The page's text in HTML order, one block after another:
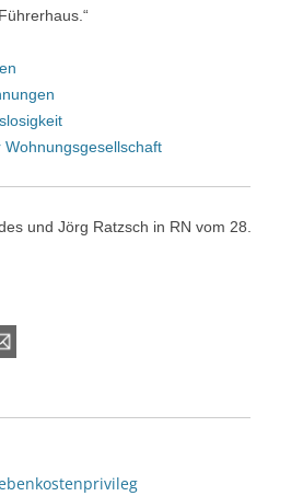
Wohnungsgesellschaft
und Jörg Ratzsch in RN vom 28.